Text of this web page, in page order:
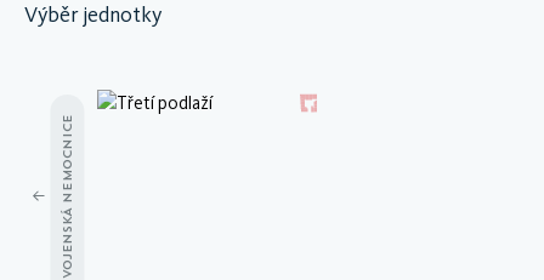
Výběr jednotky
VOJENSKÁ NEMOCNICE